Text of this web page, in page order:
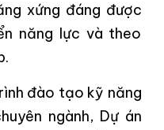
xứng đáng được
năng lực và theo
đào tạo kỹ năng
ngành, Dự án